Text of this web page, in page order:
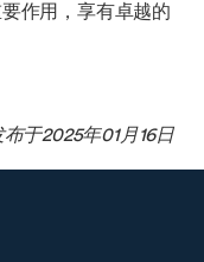
作用，享有卓越的
布于2025年01月16日